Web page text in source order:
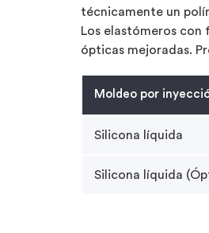
técnicamente un
Los elastómeros con
ópticas mejoradas.
Moldeo por
Silicona líquida
Silicona líquida